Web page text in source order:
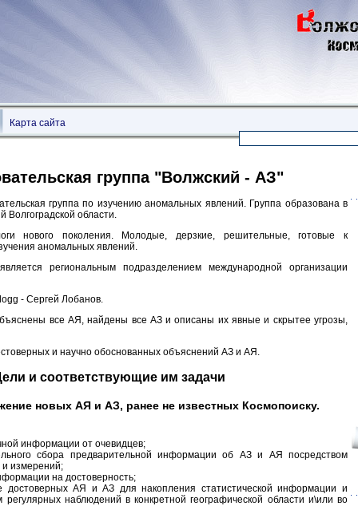
Карта сайта
группа "Волжский - АЗ"
группа по изучению аномальных явлений. Группа образована в
Волгоградской области.
нового поколения. Молодые, дерзкие, решительные, готовые к
аномальных явлений.
региональным подразделением международной организации
- Сергей Лобанов.
все АЯ, найдены все АЗ и описаны их явные и скрытее угрозы,
и научно обоснованных объяснений АЗ и АЯ.
и соответствующие им задачи
новых АЯ и АЗ, ранее не известных Космопоиску.
информации от очевидцев;
сбора предварительной информации об АЗ и АЯ посредством
измерений;
на достоверность;
достоверных АЯ и АЗ для накопления статистической информации и
регулярных наблюдений в конкретной географической области и\или во